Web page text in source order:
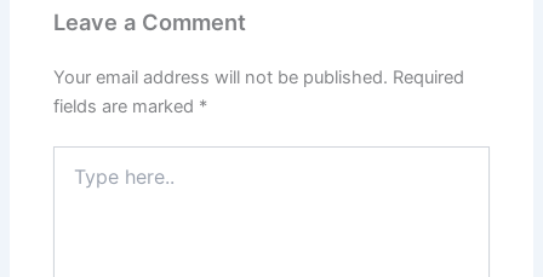
Leave a Comment
Your email address will not be published. Required
fields are marked *
here..